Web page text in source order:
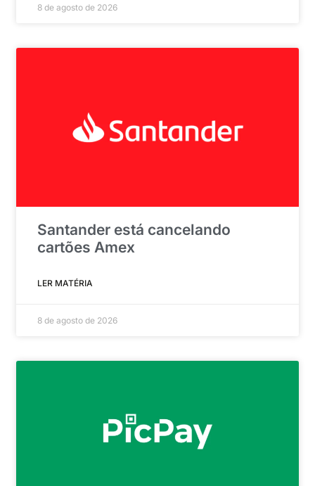
8 de agosto de 2026
Santander está cancelando
cartões Amex
LER MATÉRIA
8 de agosto de 2026